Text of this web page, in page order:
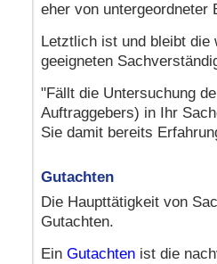
eher von untergeordneter
Letztlich ist und bleibt die
geeigneten
"Fällt die Untersuchung
Auftraggebers) in Ihr
Sie damit bereits
Gutachten
Die Haupttätigkeit von
Gutachten.
Ein Gutachten ist die